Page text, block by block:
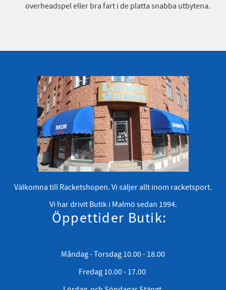
overheadspel eller bra fart i de platta snabba utbytena.
Välkomna till Racketshopen. Vi säljer allt inom racketsport.
Vi har drivit Butik i Malmö sedan 1994.
Öppettider Butik:
Måndag - Torsdag 10.00 - 18.00
Fredag 10.00 - 17.00